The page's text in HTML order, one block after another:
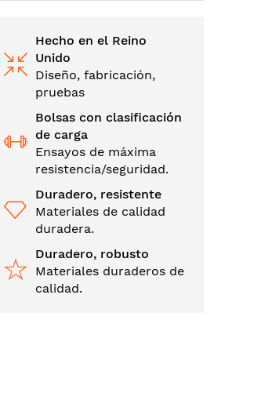
Hecho en el Reino
Unido
Diseño, fabricación,
pruebas
Bolsas con clasificación
de carga
Ensayos de máxima
resistencia/seguridad.
Duradero, resistente
Materiales de calidad
duradera.
Duradero, robusto
Materiales duraderos de
calidad.